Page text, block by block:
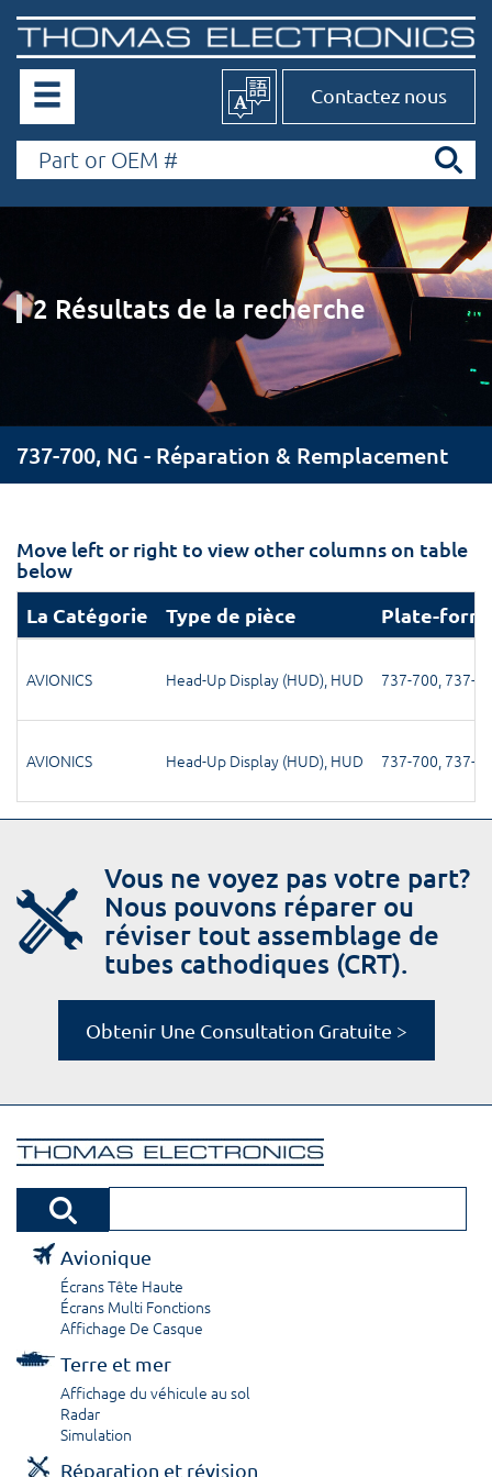
Contactez nous
2 Résultats de la recherche
737-700, NG - Réparation & Remplacement
Move left or right to view other columns on table
below
La Catégorie
Type de pièce Plate-
AVIONICS Head-Up Display (HUD), HUD 737-700, 737-
AVIONICS Head-Up Display (HUD), HUD 737-700, 737-
Vous ne voyez pas votre part?
Nous pouvons réparer ou
réviser tout assemblage de
tubes cathodiques (CRT).
Obtenir Une Consultation Gratuite >
Avionique
Écrans Tête Haute
Écrans Multi Fonctions
Affichage De Casque
Terre et mer
Affichage du véhicule au sol
Radar
Simulation
Réparation et révision